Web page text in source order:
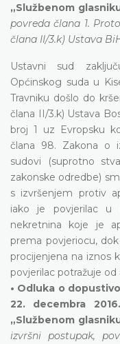
„Službenom
povreda člana 1.
člana II/3.k) Ustava
Ustavni sud
Općinskog suda u
Travniku došlo do
člana II/3.k) Ustava
broj 1 uz Evropsku
člana 98. Zakona o
sudovi (suprotno
zakonske odredbe)
s izvršenjem protiv
iako je povjerilac u
nekretnina koje je
prema povjeriocu,
procijenjena na iznos
povjerilac potražuje od
• Odluka o
22. decembra
„Službenom
izvršni postupak,